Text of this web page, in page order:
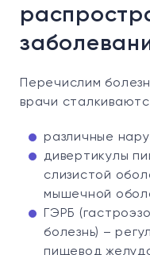
Перечислим
врачи
различные
дивертикулы
слизистой
мышечной
ГЭРБ
болезнь) –
пищевод